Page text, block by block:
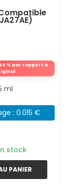
% par rapport à
ml
: 0.015 €
stock
PANIER